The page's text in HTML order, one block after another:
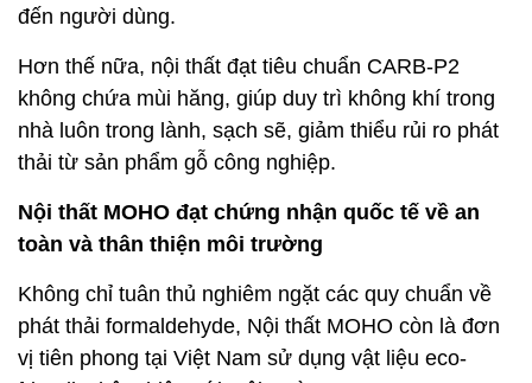
đến người dùng.
Hơn thế nữa, nội thất đạt tiêu chuẩn CARB-P2
không chứa mùi hăng, giúp duy trì không khí trong
nhà luôn trong lành, sạch sẽ, giảm thiểu rủi ro phát
thải từ sản phẩm gỗ công nghiệp.
Nội thất MOHO đạt chứng nhận quốc tế về an
toàn và thân thiện môi trường
Không chỉ tuân thủ nghiêm ngặt các quy chuẩn về
phát thải formaldehyde, Nội thất MOHO còn là đơn
vị tiên phong tại Việt Nam sử dụng vật liệu eco-